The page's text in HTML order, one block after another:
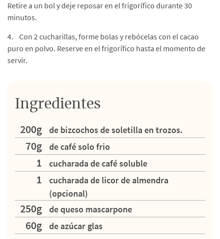
Retire a un bol y deje reposar en el frigorífico durante 30
minutos.
4. Con 2 cucharillas, forme bolas y rebócelas con el cacao
puro en polvo. Reserve en el frigorífico hasta el momento de
servir.
Ingredientes
200g
de bizcochos de soletilla en trozos.
70g de café solo frio
1 cucharada de café soluble
1
cucharada de licor de almendra
(opcional)
250g de queso mascarpone
60g de azúcar glas